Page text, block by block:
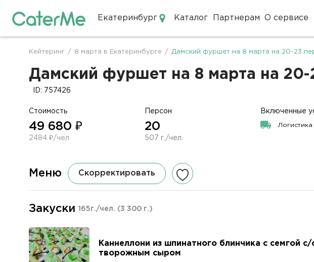
Екатеринбург Каталог Партнерам О сервисе
Строка
навигации
Кейтеринг / 8 марта в Екатеринбурге / Дамский фуршет на 8 марта на 20-23
Дамский фуршет на 8 марта на
ID: 757426
Стоимость
49 680 ₽
2484 ₽/чел
Персон
20
507 г./чел.
Включенные
Логистика
Меню Скорректировать
Закуски 165г./чел. (3 300 г.)
Каннеллони из шпинатного блинчика с семгой с/
творожным сыром